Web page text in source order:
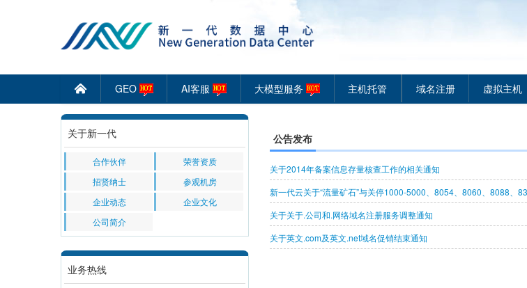
󰄫 GEO AI客服 大模型服务 主机托管 域名注册 虚拟主机
关于新一代
合作伙伴
荣誉资质
招贤纳士
参观机房
企业动态
企业文化
公司简介
业务热线
公告发布
关于2014年备案信息存量核查工作的相关通知
新一代云关于“流量矿石”与关停1000-5000、8054、8060、8088、
关于关于.公司和.网络域名注册服务调整通知
关于英文.com及英文.net域名促销结束通知